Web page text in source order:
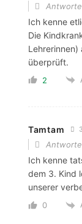
Ich kenne
Die
überprüft.
2
Tamtam
Ich kenne
dem 3. Kind
unserer
0